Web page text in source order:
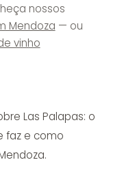
nossos
Mendoza — ou
vinho
Las Palapas: o
faz e como